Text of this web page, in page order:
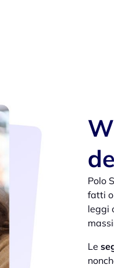
Polo
fatti
leggi
Le